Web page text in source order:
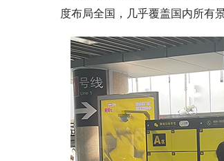
度布局全国，几乎覆盖国内所有